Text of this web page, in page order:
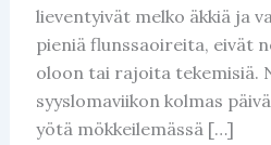
lieventyivät melko äkkiä ja
pieniä flunssaoireita, eivät
oloon tai rajoita tekemisiä.
syyslomaviikon kolmas
yötä mökkeilemässä […]